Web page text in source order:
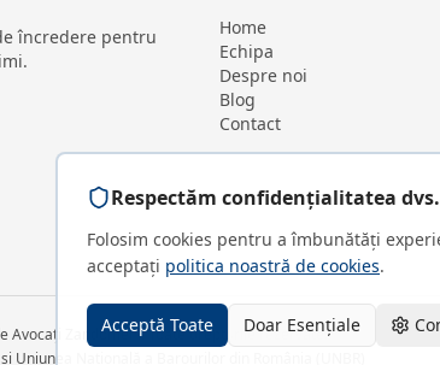
încredere pentru
Home
Echipa
Despre noi
Blog
Contact
Avocați Zandomeni. Toate drepturile rezervate.
și Uniunea Națională a Barourilor din România (UNBR)
Respectăm confidențialitatea dvs.
Folosim cookies pentru a îmbunătăți
acceptați politica noastră de cookies.
Acceptă Toate Doar Esențiale